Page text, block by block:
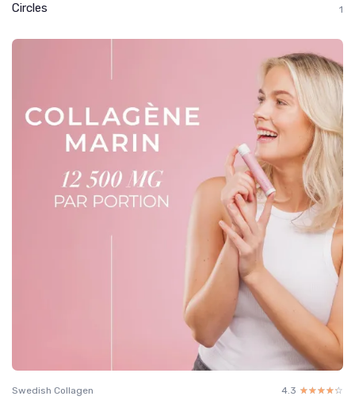
Circles 1
Swedish Collagen 4.3 ☆☆☆☆☆
★★★★★